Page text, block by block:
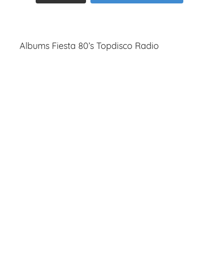
Albums Fiesta 80’s Topdisco Radio